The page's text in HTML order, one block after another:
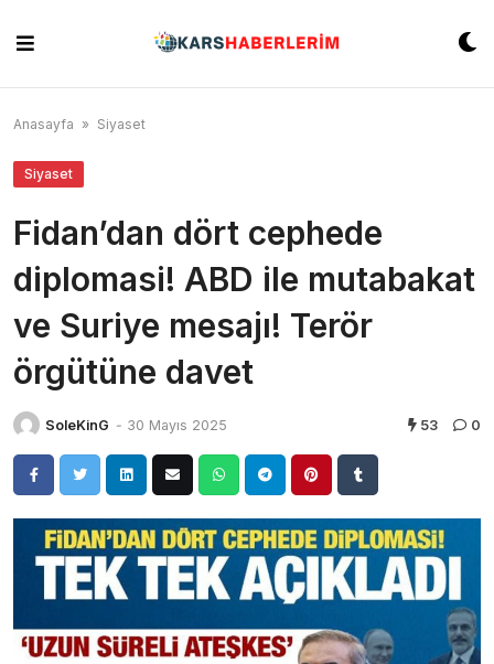
content
Anasayfa » Siyaset
Siyaset
Fidan’dan dört cephede
diplomasi! ABD ile mutabakat
ve Suriye mesajı! Terör
örgütüne davet
SoleKinG - 30 Mayıs 2025 53 0